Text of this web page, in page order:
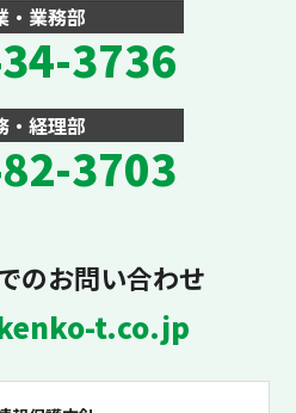
・業務部
3736
・経理部
3703
のお問い合わせ
t.co.jp